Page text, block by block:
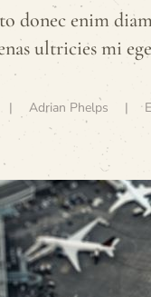
donec enim
ultricies mi
Adrian Phelps |